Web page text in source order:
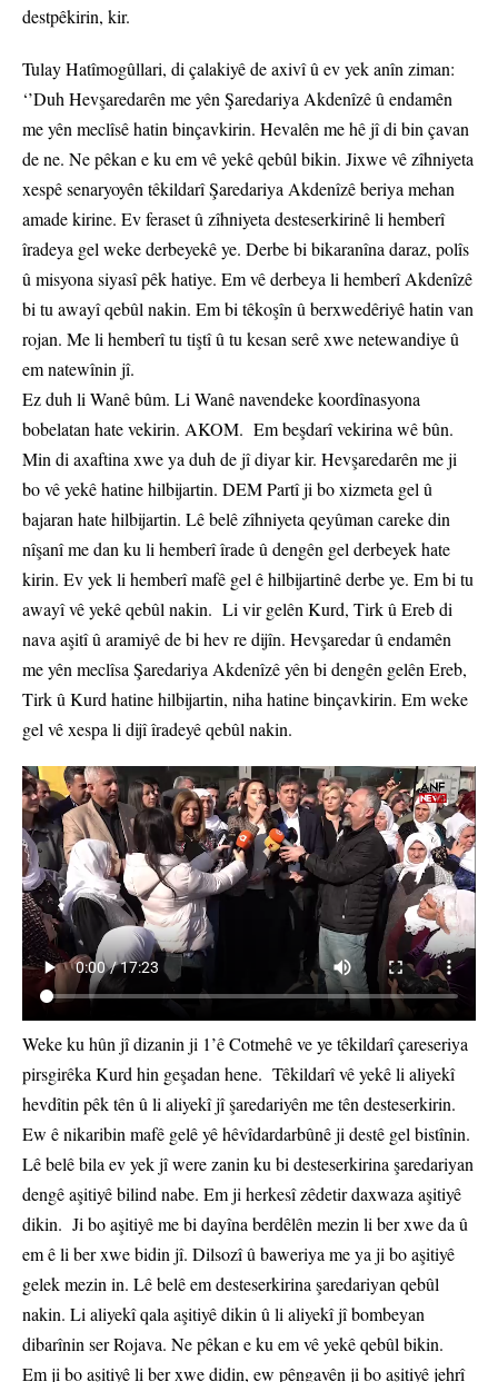
destpêkirin, kir.
Tulay Hatîmogûllari, di çalakiyê de axivî û ev yek anîn ziman:
‘’Duh Hevşaredarên me yên Şaredariya Akdenîzê û endamên
me yên meclîsê hatin binçavkirin. Hevalên me hê jî di bin çavan
de ne. Ne pêkan e ku em vê yekê qebûl bikin. Jixwe vê zîhniyeta
xespê senaryoyên têkildarî Şaredariya Akdenîzê beriya mehan
amade kirine. Ev feraset û zîhniyeta desteserkirinê li hemberî
îradeya gel weke derbeyekê ye. Derbe bi bikaranîna daraz, polîs
û misyona siyasî pêk hatiye. Em vê derbeya li hemberî Akdenîzê
bi tu awayî qebûl nakin. Em bi têkoşîn û berxwedêriyê hatin van
rojan. Me li hemberî tu tiştî û tu kesan serê xwe netewandiye û
em natewînin jî.
Ez duh li Wanê bûm. Li Wanê navendeke koordînasyona
bobelatan hate vekirin. AKOM. Em beşdarî vekirina wê bûn.
Min di axaftina xwe ya duh de jî diyar kir. Hevşaredarên me ji
bo vê yekê hatine hilbijartin. DEM Partî ji bo xizmeta gel û
bajaran hate hilbijartin. Lê belê zîhniyeta qeyûman careke din
nîşanî me dan ku li hemberî îrade û dengên gel derbeyek hate
kirin. Ev yek li hemberî mafê gel ê hilbijartinê derbe ye. Em bi tu
awayî vê yekê qebûl nakin. Li vir gelên Kurd, Tirk û Ereb di
nava aşitî û aramiyê de bi hev re dijîn. Hevşaredar û endamên
me yên meclîsa Şaredariya Akdenîzê yên bi dengên gelên Ereb,
Tirk û Kurd hatine hilbijartin, niha hatine binçavkirin. Em weke
gel vê xespa li dijî îradeyê qebûl nakin.
Weke ku hûn jî dizanin ji 1’ê Cotmehê ve ye têkildarî çareseriya
pirsgirêka Kurd hin geşadan hene. Têkildarî vê yekê li aliyekî
hevdîtin pêk tên û li aliyekî jî şaredariyên me tên desteserkirin.
Ew ê nikaribin mafê gelê yê hêvîdardarbûnê ji destê gel bistînin.
Lê belê bila ev yek jî were zanin ku bi desteserkirina şaredariyan
dengê aşitiyê bilind nabe. Em ji herkesî zêdetir daxwaza aşitiyê
dikin. Ji bo aşitiyê me bi dayîna berdêlên mezin li ber xwe da û
em ê li ber xwe bidin jî. Dilsozî û baweriya me ya ji bo aşitiyê
gelek mezin in. Lê belê em desteserkirina şaredariyan qebûl
nakin. Li aliyekî qala aşitiyê dikin û li aliyekî jî bombeyan
dibarînin ser Rojava. Ne pêkan e ku em vê yekê qebûl bikin.
Em ji bo aşitiyê li ber xwe didin, ew pêngavên ji bo aşitiyê jehrî